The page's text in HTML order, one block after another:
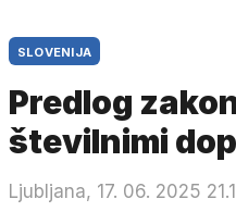
SLOVENIJA
Predlog
številnimi
Ljubljana, 17. 06. 2025